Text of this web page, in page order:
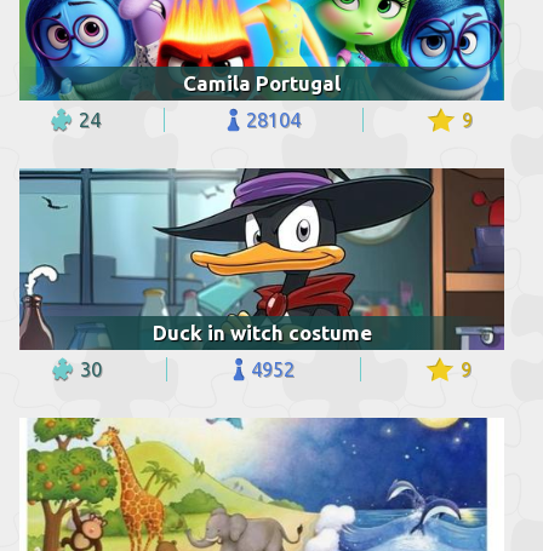
Camila Portugal
24 28104 9
Duck in witch costume
30 4952 9